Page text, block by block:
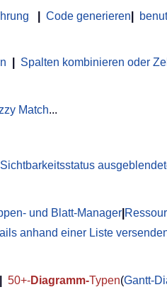
Code generieren
Spalten kombinieren oder
Match...
Sichtbarkeitsstatus
und Blatt-Manager
anhand einer Liste
50+-Diagramm-Typen(Gantt-